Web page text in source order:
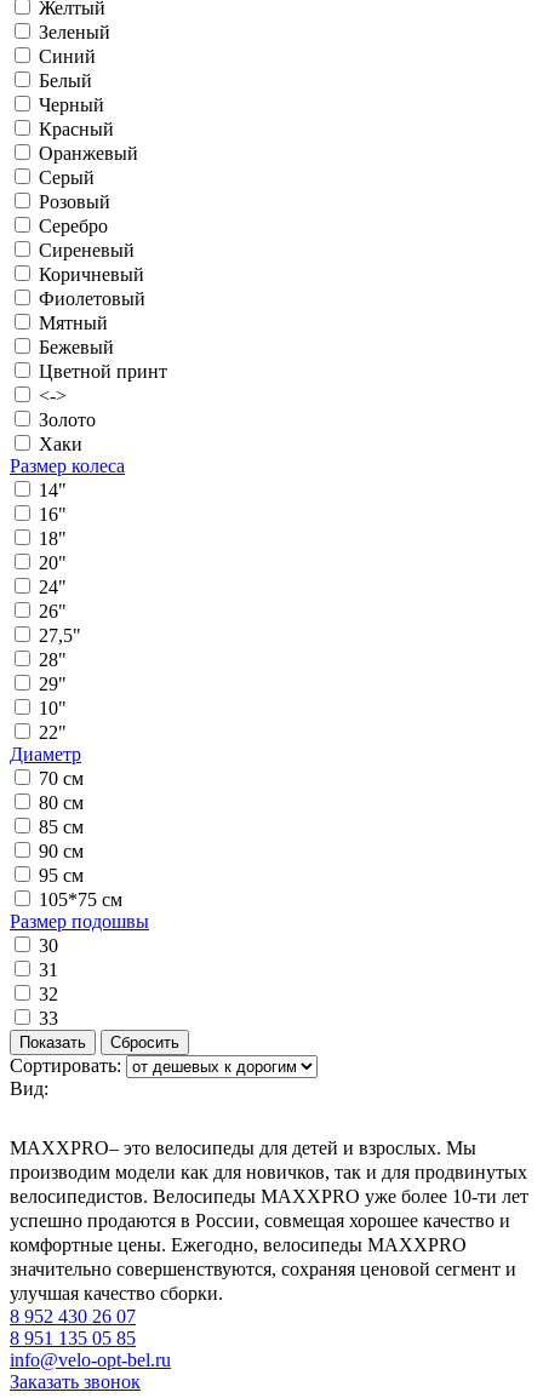
Желтый
Зеленый
Синий
Белый
Черный
Красный
Оранжевый
Серый
Розовый
Серебро
Сиреневый
Коричневый
Фиолетовый
Мятный
Бежевый
Цветной принт
<->
Золото
Хаки
Размер колеса
14"
16"
18"
20"
24"
26"
27,5"
28"
29"
10"
22"
Диаметр
70 см
80 см
85 см
90 см
95 см
105*75 см
Размер подошвы
30
31
32
33
Сортировать:
Вид:
MAXXPRO– это велосипеды для детей и взрослых. Мы
производим модели как для новичков, так и для продвинутых
велосипедистов. Велосипеды MAXXPRO уже более 10-ти лет
успешно продаются в России, совмещая хорошее качество и
комфортные цены. Ежегодно, велосипеды MAXXPRO
значительно совершенствуются, сохраняя ценовой сегмент и
улучшая качество сборки.
8 952 430 26 07
8 951 135 05 85
info@velo-opt-bel.ru
Заказать звонок